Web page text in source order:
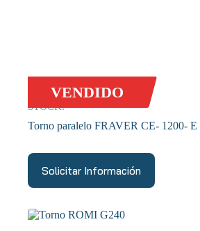
VENDIDO
STOCK:
Torno paralelo FRAVER CE- 1200- E
Solicitar Información